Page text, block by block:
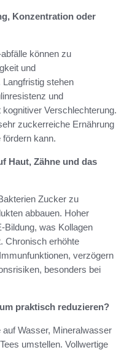
Konzentration oder
können zu
und
stehen
und
kognitiver Verschlechterung.
zuckerreiche Ernährung
kann.
Haut, Zähne und das
Zucker zu
abbauen. Hoher
was Kollagen
Chronisch erhöhte
verzögern
besonders bei
praktisch reduzieren?
Wasser, Mineralwasser
umstellen. Vollwertige